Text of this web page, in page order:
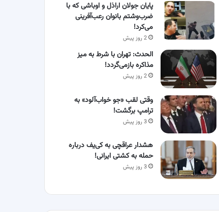
پایان جولان اراذل و اوباشی که با
ضرب‌وشتم بانوان رعب‌آفرینی
می‌کرد!
2 روز پیش
الحدث: تهران با شرط به میز
مذاکره بازمی‌گردد!
2 روز پیش
وقتی لقب «جو خواب‌آلود» به
ترامپ برگشت!
3 روز پیش
هشدار عراقچی به کی‌یف درباره
حمله به کشتی ایرانی!
3 روز پیش